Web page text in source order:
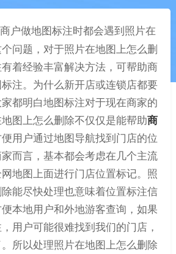
户做地图标注时都会遇到照片在
问题，对于照片在地图上怎么删
着经验丰富解决方法，可帮助商
注。为什么新开店或连锁店都要
都明白地图标注对于现在商家的
图上怎么删除不仅仅是能帮助商
用户通过地图导航找到门店的位
而言，基本都会考虑在几个主流
地图上面进行门店位置标记。照
能尽快处理也意味着位置标注信
本地用户和外地游客查询，如果
用户可能很难找到我们的门店，
所以处理照片在地图上怎么删除